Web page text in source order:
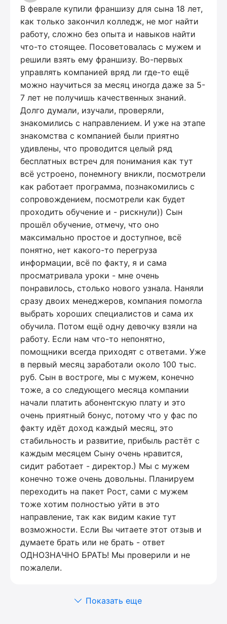
В феврале купили франшизу для сына 18 лет,
как только закончил колледж, не мог найти
работу, сложно без опыта и навыков найти
что-то стоящее. Посоветовалась с мужем и
решили взять ему франшизу. Во-первых
управлять компанией вряд ли где-то ещё
можно научиться за месяц иногда даже за 5-
7 лет не получишь качественных знаний.
Долго думали, изучали, проверяли,
знакомились с направлением. И уже на этапе
знакомства с компанией были приятно
удивлены, что проводится целый ряд
бесплатных встреч для понимания как тут
всё устроено, понемногу вникли, посмотрели
как работает программа, познакомились с
сопровождением, посмотрели как будет
проходить обучение и - рискнули)) Сын
прошёл обучение, отмечу, что оно
максимально простое и доступное, всё
понятно, нет какого-то перегруза
информации, всё по факту, я и сама
просматривала уроки - мне очень
понравилось, столько нового узнала. Наняли
сразу двоих менеджеров, компания помогла
выбрать хороших специалистов и сама их
обучила. Потом ещё одну девочку взяли на
работу. Если нам что-то непонятно,
помощники всегда приходят с ответами. Уже
в первый месяц заработали около 100 тыс.
руб. Сын в востроге, мы с мужем, конечно
тоже, а со следующего месяца компании
начали платить абонентскую плату и это
очень приятный бонус, потому что у фас по
факту идёт доход каждый месяц, это
стабильность и развитие, прибыль растёт с
каждым месяцем Сыну очень нравится,
сидит работает - директор.) Мы с мужем
конечно тоже очень довольны. Планируем
переходить на пакет Рост, сами с мужем
тоже хотим полностью уйти в это
направление, так как видим какие тут
возможности. Если Вы читаете этот отзыв и
думаете брать или не брать - ответ
ОДНОЗНАЧНО БРАТЬ! Мы проверили и не
пожалели.
Показать еще